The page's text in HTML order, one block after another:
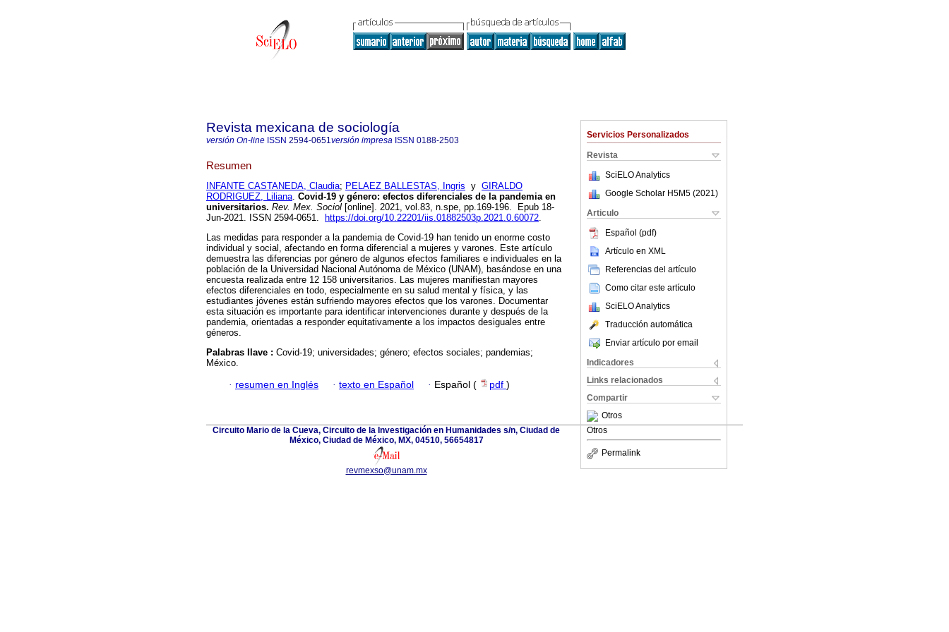
Servicios Personalizados
Revista
SciELO Analytics
Google Scholar H5M5 (2021 )
Articulo
Español (pdf)
Artículo en XML
Referencias del artículo
Como citar este artículo
SciELO Analytics
Traducción automática
Enviar artículo por email
Indicadores
Links relacionados
Compartir
Otros
Otros
Permalink
Revista mexicana de sociología
versión On-line ISSN 2594-0651versión impresa ISSN 0188-2503
Resumen
INFANTE CASTANEDA, Claudia; PELAEZ BALLESTAS, Ingris y GIRALDO
RODRIGUEZ, Liliana. Covid-19 y género: efectos diferenciales de la pandemia en
universitarios. Rev. Mex. Sociol [online]. 2021, vol.83, n.spe, pp.169-196. Epub 18-
Jun-2021. ISSN 2594-0651.
https://doi.org/10.22201/iis.01882503p.2021.0.60072.
Las medidas para responder a la pandemia de Covid-19 han tenido un enorme costo
individual y social, afectando en forma diferencial a mujeres y varones. Este artículo
demuestra las diferencias por género de algunos efectos familiares e individuales en la
población de la Universidad Nacional Autónoma de México (UNAM), basándose en una
encuesta realizada entre 12 158 universitarios. Las mujeres manifiestan mayores
efectos diferenciales en todo, especialmente en su salud mental y física, y las
estudiantes jóvenes están sufriendo mayores efectos que los varones. Documentar
esta situación es importante para identificar intervenciones durante y después de la
pandemia, orientadas a responder equitativamente a los impactos desiguales entre
géneros.
Palabras llave : Covid-19; universidades; género; efectos sociales; pandemias;
México.
· resumen en Inglés · texto en Español · Español ( pdf )
Circuito Mario de la Cueva, Circuito de la Investigación en Humanidades s/n, Ciudad de
México, Ciudad de México, MX, 04510, 56654817
revmexso@unam.mx